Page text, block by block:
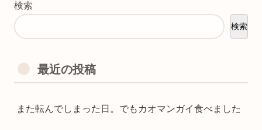
検索
検索
最近の投稿
また転んでしまった日。でもカオマンガイ食べました